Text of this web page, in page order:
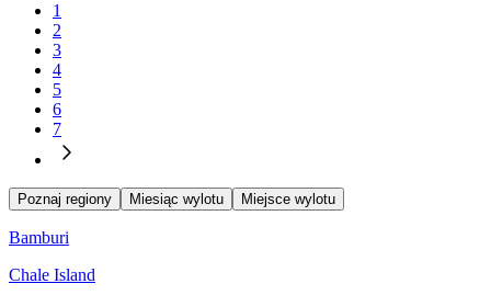
1
2
3
4
5
6
7
Poznaj regiony Miesiąc wylotu Miejsce wylotu
Bamburi
Chale Island